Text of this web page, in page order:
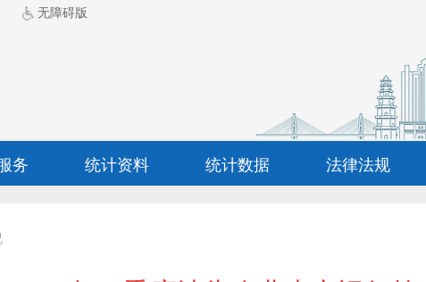
无障碍版
务 统计资料 统计数据 法律法规